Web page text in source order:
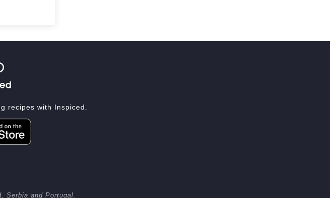
recipes with Inspiced.
Serbia and Portugal.